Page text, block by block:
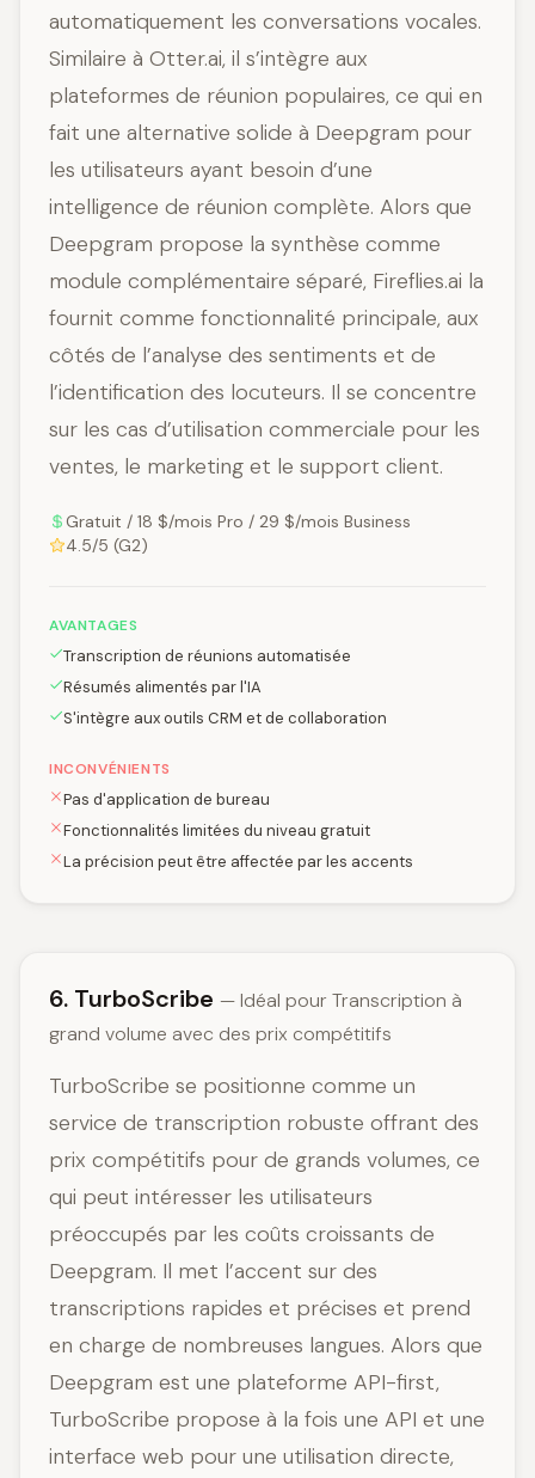
automatiquement les conversations vocales.
Similaire à Otter.ai, il s’intègre aux
plateformes de réunion populaires, ce qui en
fait une alternative solide à Deepgram pour
les utilisateurs ayant besoin d’une
intelligence de réunion complète. Alors que
Deepgram propose la synthèse comme
module complémentaire séparé, Fireflies.ai la
fournit comme fonctionnalité principale, aux
côtés de l’analyse des sentiments et de
l’identification des locuteurs. Il se concentre
sur les cas d’utilisation commerciale pour les
ventes, le marketing et le support client.
Gratuit / 18 $/mois Pro / 29 $/mois Business
4.5/5 (G2)
AVANTAGES
Transcription de réunions automatisée
Résumés alimentés par l'IA
S'intègre aux outils CRM et de collaboration
INCONVÉNIENTS
Pas d'application de bureau
Fonctionnalités limitées du niveau gratuit
La précision peut être affectée par les accents
6. TurboScribe — Idéal pour Transcription à
grand volume avec des prix compétitifs
TurboScribe se positionne comme un
service de transcription robuste offrant des
prix compétitifs pour de grands volumes, ce
qui peut intéresser les utilisateurs
préoccupés par les coûts croissants de
Deepgram. Il met l’accent sur des
transcriptions rapides et précises et prend
en charge de nombreuses langues. Alors que
Deepgram est une plateforme API-first,
TurboScribe propose à la fois une API et une
interface web pour une utilisation directe,